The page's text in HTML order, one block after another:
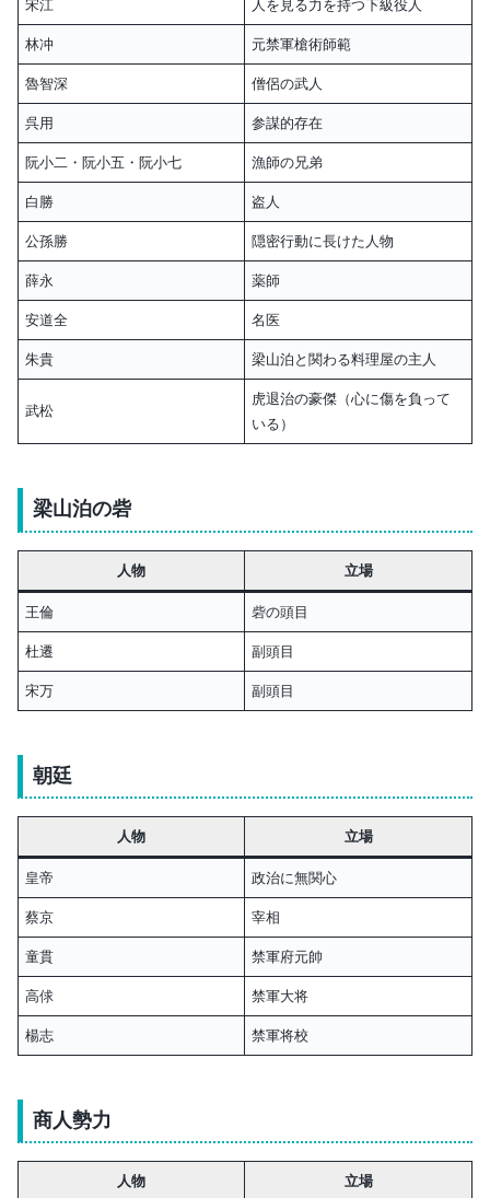
宋江 人を見る力を持つ下級役人
林冲 元禁軍槍術師範
魯智深 僧侶の武人
呉用 参謀的存在
阮小二・阮小五・阮小七 漁師の兄弟
白勝 盗人
公孫勝 隠密行動に長けた人物
薛永 薬師
安道全 名医
朱貴 梁山泊と関わる料理屋の主人
武松
虎退治の豪傑（心に傷を負って
いる）
梁山泊の砦
人物 立場
王倫 砦の頭目
杜遷 副頭目
宋万 副頭目
朝廷
人物 立場
皇帝 政治に無関心
蔡京 宰相
童貫 禁軍府元帥
高俅 禁軍大将
楊志 禁軍将校
商人勢力
人物 立場